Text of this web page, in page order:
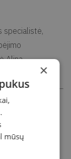
specialistė,
Alina
×
mūsų